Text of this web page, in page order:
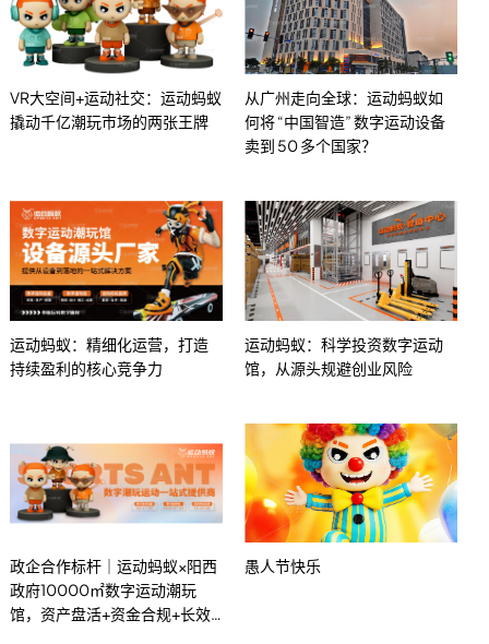
VR大空间+运动社交：运动蚂蚁
撬动千亿潮玩市场的两张王牌
从广州走向全球：运动蚂蚁如
何将 “中国智造” 数字运动设备
卖到 50 多个国家？
运动蚂蚁：精细化运营，打造
持续盈利的核心竞争力
运动蚂蚁：科学投资数字运动
馆，从源头规避创业风险
政企合作标杆｜运动蚂蚁×阳西
政府10000㎡数字运动潮玩
馆，资产盘活+资金合规+长效
愚人节快乐